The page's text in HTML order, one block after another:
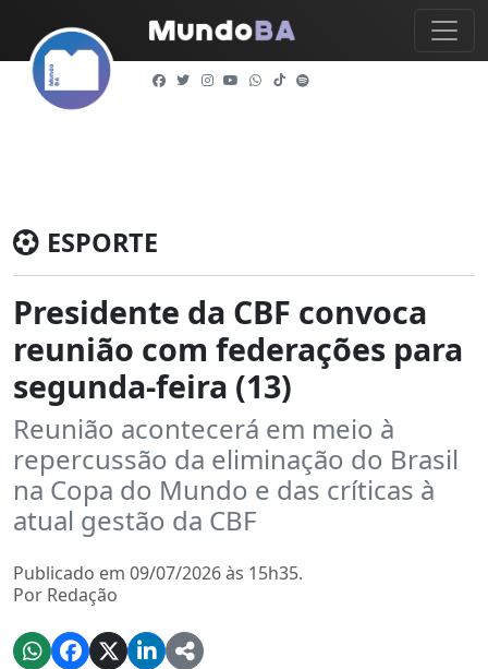
ESPORTE
Presidente da CBF convoca
reunião com federações para
segunda-feira (13)
Reunião acontecerá em meio à
repercussão da eliminação do Brasil
na Copa do Mundo e das críticas à
atual gestão da CBF
Publicado em 09/07/2026 às 15h35.
Por Redação